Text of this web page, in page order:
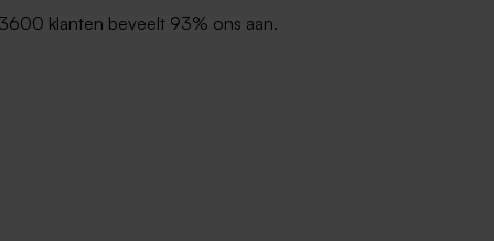
klanten beveelt 93% ons aan.